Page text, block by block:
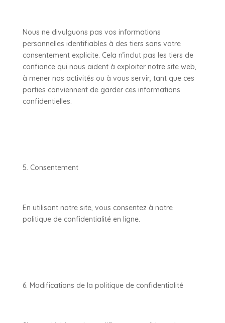
Nous ne divulguons pas vos informations
personnelles identifiables à des tiers sans votre
consentement explicite. Cela n’inclut pas les tiers de
confiance qui nous aident à exploiter notre site web,
à mener nos activités ou à vous servir, tant que ces
parties conviennent de garder ces informations
confidentielles.
Consentement
En utilisant notre site, vous consentez à notre
politique de confidentialité en ligne.
Modifications de la politique de confidentialité